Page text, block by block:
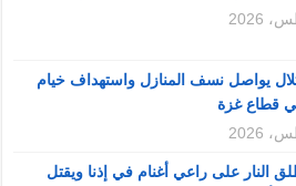
يواصل نسف المنازل واستهداف خيام
قطاع غزة
النار على راعي أغنام في إذنا ويقتل